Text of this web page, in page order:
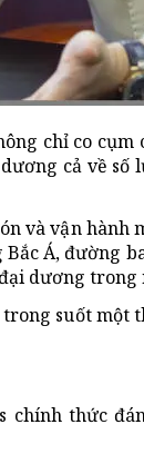
chỉ co
cả về số
và vận
Á, đường
dương trong
suốt
chính thức